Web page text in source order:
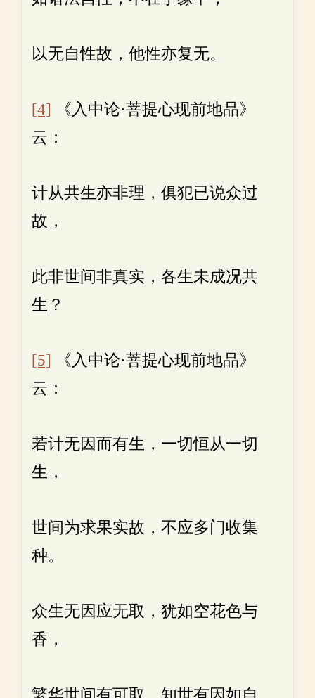
以无自性故，他性亦复无。
[4] 《入中论·菩提心现前地品》
云：
计从共生亦非理，俱犯已说众过
故，
此非世间非真实，各生未成况共
生？
[5] 《入中论·菩提心现前地品》
云：
若计无因而有生，一切恒从一切
生，
世间为求果实故，不应多门收集
种。
众生无因应无取，犹如空花色与
香，